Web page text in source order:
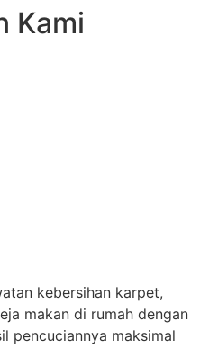
Kami
kebersihan karpet,
makan di rumah dengan
pencuciannya maksimal